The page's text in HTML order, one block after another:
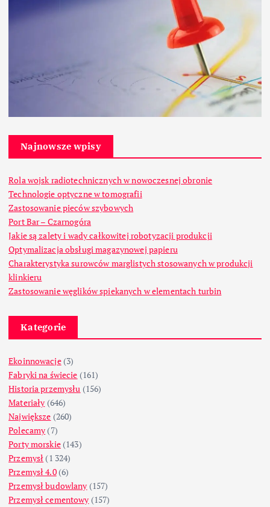
Najnowsze wpisy
Rola wojsk radiotechnicznych w nowoczesnej obronie
Technologie optyczne w tomografii
Zastosowanie pieców szybowych
Port Bar – Czarnogóra
Jakie są zalety i wady całkowitej robotyzacji produkcji
Optymalizacja obsługi magazynowej papieru
Charakterystyka surowców marglistych stosowanych w produkcji
klinkieru
Zastosowanie węglików spiekanych w elementach turbin
Kategorie
Ekoinnowacje(3)
Fabryki na świecie (161)
Historia przemysłu (156)
Materiały (646)
Największe (260)
Polecamy (7)
Porty morskie(143)
Przemysł (1 324)
Przemysł 4.0(6)
Przemysł budowlany (157)
Przemysł cementowy (157)